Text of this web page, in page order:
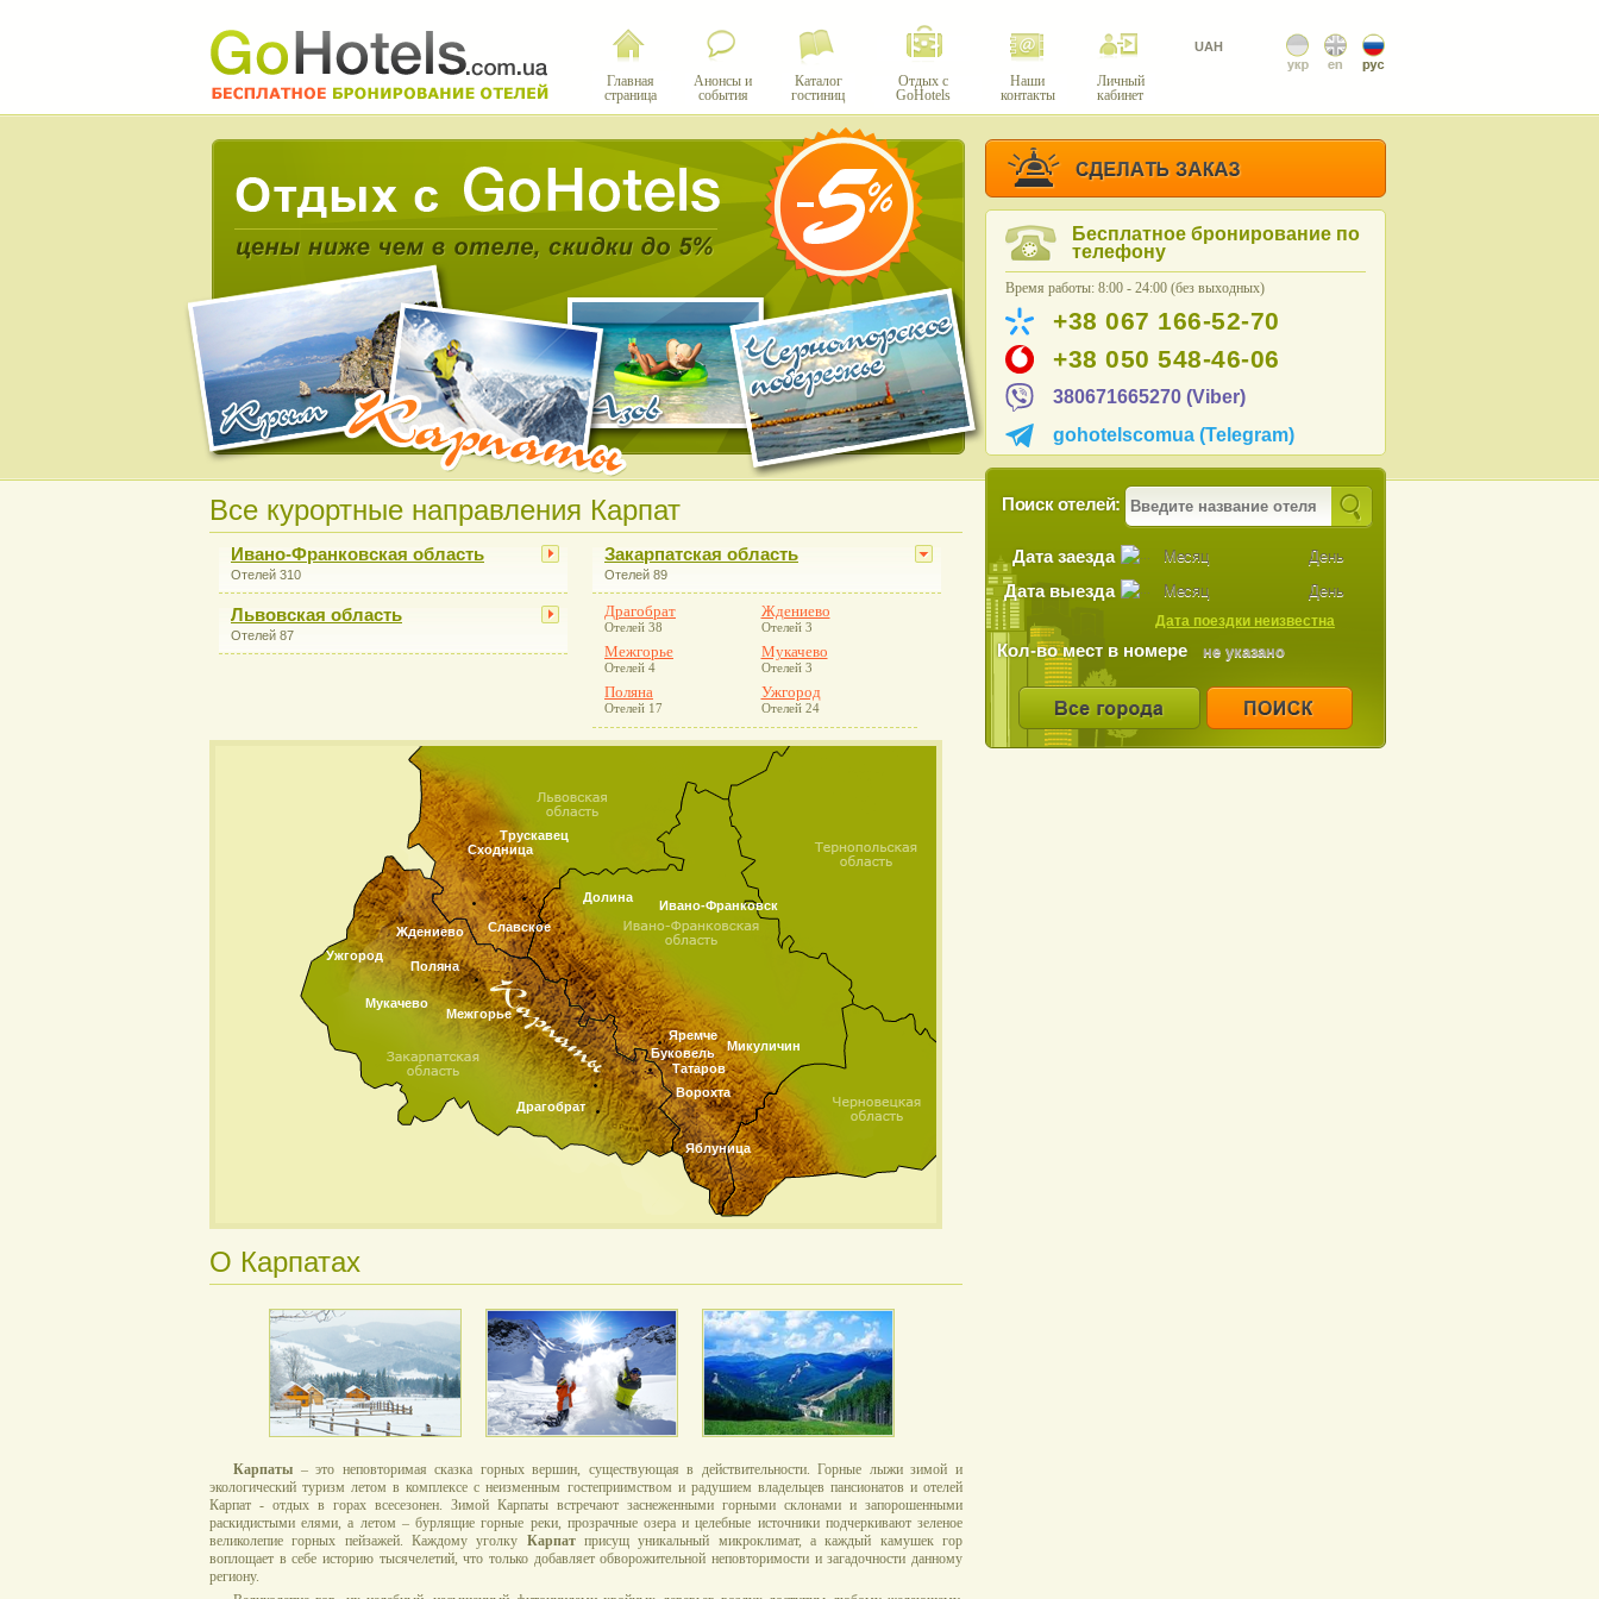
Главная
страница
Анонсы и
события
Каталог
гостиниц
Отдых с
GoHotels
Наши
контакты
Личный
кабинет
UAH
Все курортные направления Карпат
Ивано-Франковская область
Отелей 310
Львовская область
Отелей 87
Закарпатская область
Отелей 89
Драгобрат
Отелей 38
Ждениево
Отелей 3
Межгорье
Отелей 4
Мукачево
Отелей 3
Поляна
Отелей 17
Ужгород
Отелей 24
Буковель
Ворохта
Долина
Драгобрат
Ждениево
Ивано-Франковск
Межгорье
Микуличин
Мукачево
Поляна
Славское
Сходница
Татаров
Трускавец
Ужгород
Яблуница
Яремче
О Карпатах
Карпаты – это неповторимая сказка горных вершин, существующая в действительности. Горные лыжи зимой и
экологический туризм летом в комплексе с неизменным гостеприимством и радушием владельцев пансионатов и отелей
Карпат - отдых в горах всесезонен. Зимой Карпаты встречают заснеженными горными склонами и запорошенными
раскидистыми елями, а летом – бурлящие горные реки, прозрачные озера и целебные источники подчеркивают зеленое
великолепие горных пейзажей. Каждому уголку Карпатприсущ уникальный микроклимат, а каждый камушек гор
воплощает в себе историю тысячелетий, что только добавляет обворожительной неповторимости и загадочности данному
региону.
Бесплатное бронирование по
телефону
Время работы: 8:00 - 24:00 (без выходных)
+38 067 166-52-70
+38 050 548-46-06
380671665270 (Viber)
gohotelscomua (Telegram)
Поиск отелей:
Месяц День
Дата заезда
Месяц День
Дата выезда
Дата поездки неизвестна
Кол-во мест в номере не указано